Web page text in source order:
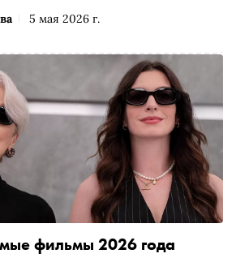
5 мая 2026 г.
фильмы 2026 года